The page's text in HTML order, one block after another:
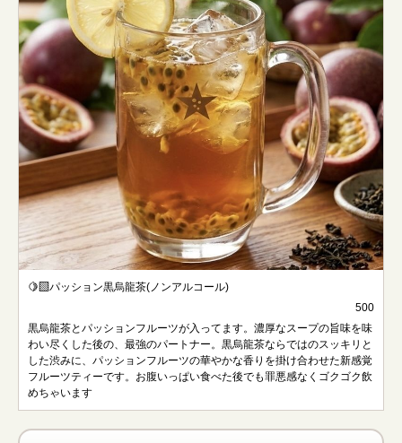
🍋‍🟩パッション黒烏龍茶(ノンアルコール)
500
黒烏龍茶とパッションフルーツが入ってます。濃厚なスープの旨味を味
わい尽くした後の、最強のパートナー。黒烏龍茶ならではのスッキリと
した渋みに、パッションフルーツの華やかな香りを掛け合わせた新感覚
フルーツティーです。お腹いっぱい食べた後でも罪悪感なくゴクゴク飲
めちゃいます